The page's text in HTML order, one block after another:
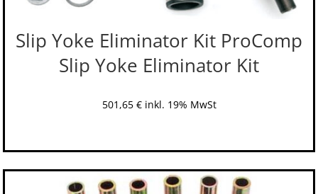
Slip Yoke Eliminator Kit ProComp
Slip Yoke Eliminator Kit
501,65 € inkl. 19% MwSt